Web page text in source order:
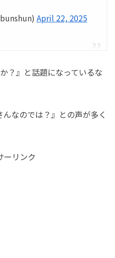
April 22, 2025
？』と話題になっているな
んなのでは？』との声が多く
ーリンク